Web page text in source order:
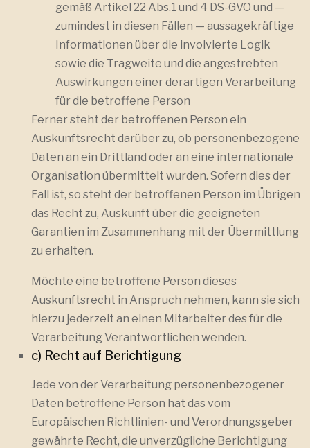
gemäß Artikel 22 Abs.1 und 4 DS-GVO und —
zumindest in diesen Fällen — aussagekräftige
Informationen über die involvierte Logik
sowie die Tragweite und die angestrebten
Auswirkungen einer derartigen Verarbeitung
für die betroffene Person
Ferner steht der betroffenen Person ein
Auskunftsrecht darüber zu, ob personenbezogene
Daten an ein Drittland oder an eine internationale
Organisation übermittelt wurden. Sofern dies der
Fall ist, so steht der betroffenen Person im Übrigen
das Recht zu, Auskunft über die geeigneten
Garantien im Zusammenhang mit der Übermittlung
zu erhalten.
Möchte eine betroffene Person dieses
Auskunftsrecht in Anspruch nehmen, kann sie sich
hierzu jederzeit an einen Mitarbeiter des für die
Verarbeitung Verantwortlichen wenden.
c) Recht auf Berichtigung
Jede von der Verarbeitung personenbezogener
Daten betroffene Person hat das vom
Europäischen Richtlinien- und Verordnungsgeber
gewährte Recht, die unverzügliche Berichtigung